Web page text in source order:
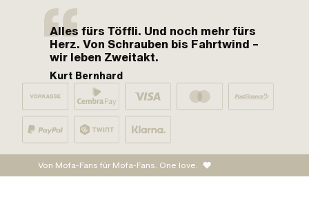
Alles fürs Töffli. Und noch mehr fürs
Herz. Von Schrauben bis Fahrtwind –
wir leben Zweitakt.
Kurt Bernhard
Von Mofa-Fans für Mofa-Fans. One love.